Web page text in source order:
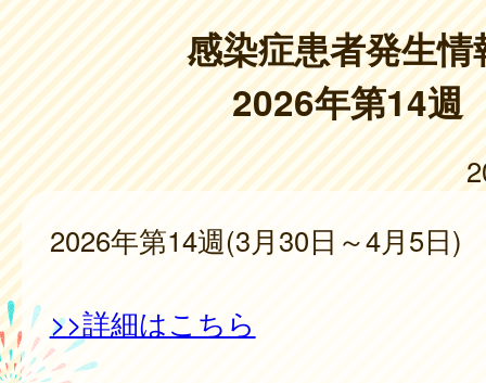
感染症患者発生情
2026年第14週
2026年第14週(3月30日～4月5日)
>>詳細はこちら